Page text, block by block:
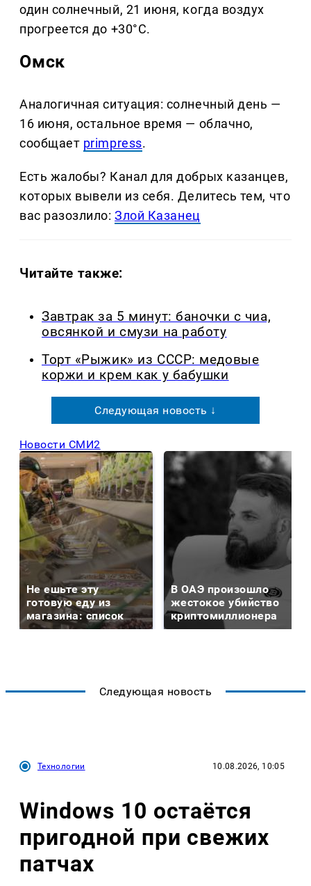
один солнечный, 21 июня, когда воздух
прогреется до +30°C.
Омск
Аналогичная ситуация: солнечный день —
16 июня, остальное время — облачно,
сообщает primpress.
Есть жалобы? Канал для добрых казанцев,
которых вывели из себя. Делитеcь тем, что
вас разозлило:Злой Казанец
Читайте также:
Завтрак за 5 минут: баночки с чиа,
овсянкой и смузи на работу
Торт «Рыжик» из СССР: медовые
коржи и крем как у бабушки
Следующая новость ↓
Новости СМИ2
Не ешьте эту
готовую еду из
магазина: список
В ОАЭ произошло
жестокое убийство
криптомиллионера
Следующая новость
Технологии 10.08.2026, 10:05
Windows 10 остаётся
пригодной при свежих
патчах